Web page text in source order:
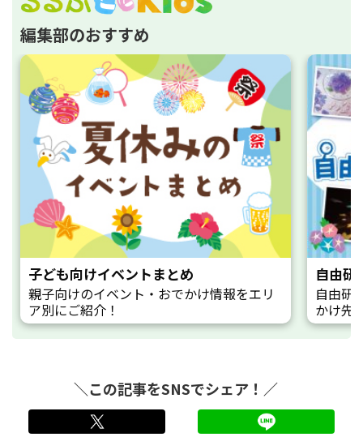
編集部のおすすめ
子ども向けイベントまとめ
親子向けのイベント・おでかけ情報をエリ
ア別にご紹介！
自由研
自由研
かけ先
＼この記事をSNSでシェア！／